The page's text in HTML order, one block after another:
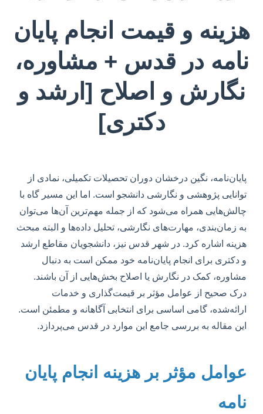
هزینه و قیمت انجام پایان
نامه در قدس + مشاوره،
نگارش و اصلاح [ارشد و
دکتری]
پایان‌نامه، نگین درخشان دوران تحصیلات تکمیلی، نمادی از
توانایی پژوهشی و نگارشی دانشجو است. اما این مسیر گاه با
چالش‌هایی همراه می‌شود که از جمله مهم‌ترین آن‌ها می‌توان
به زمان‌بندی، مهارت‌های نگارشی، تحلیل داده‌ها و البته مبحث
هزینه اشاره کرد. در شهر قدس نیز، دانشجویان مقاطع ارشد
و دکتری برای انجام پایان‌نامه خود ممکن است به دنبال
مشاوره‌، کمک در نگارش یا اصلاح بخش‌هایی از آن باشند.
درک صحیح از عوامل مؤثر بر قیمت‌گذاری و خدمات
ارائه‌شده، گامی اساسی برای انتخابی آگاهانه و مطمئن است.
این مقاله به بررسی جامع این موارد در قدس می‌پردازد.
عوامل مؤثر بر هزینه انجام پایان
نامه